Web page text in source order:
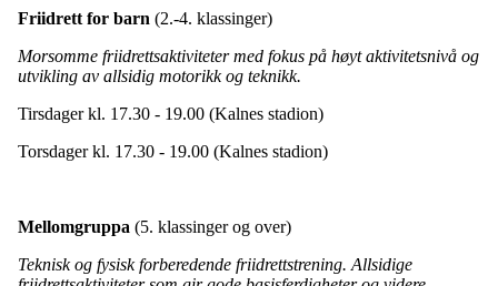
Friidrett for barn (2.-4. klassinger)
Morsomme friidrettsaktiviteter med fokus på høyt aktivitetsnivå og
utvikling av allsidig motorikk og teknikk.
Tirsdager kl. 17.30 - 19.00 (Kalnes stadion)
Torsdager kl. 17.30 - 19.00 (Kalnes stadion)
Mellomgruppa (5. klassinger og over)
Teknisk og fysisk forberedende friidrettstrening. Allsidige